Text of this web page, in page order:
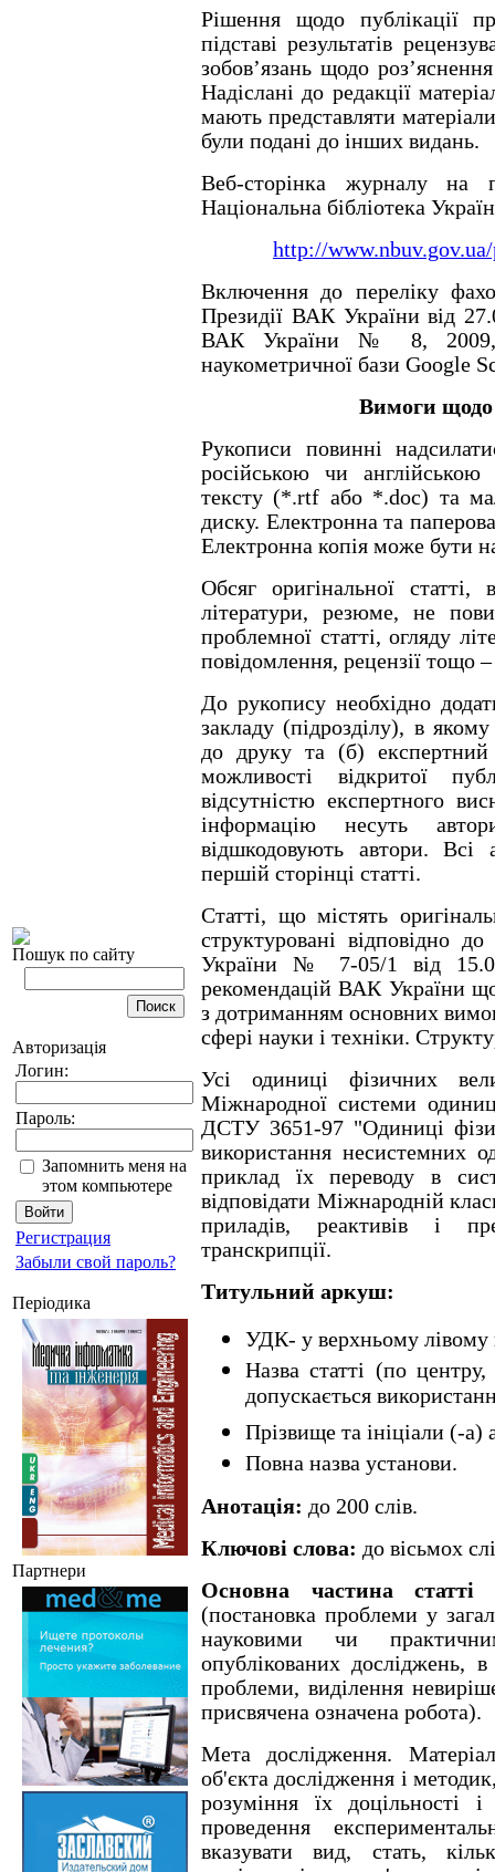
Пошук по сайту
Авторизація
Логин:
Пароль:
Запомнить меня на
этом компьютере
Регистрация
Забыли свой пароль?
Періодика
Партнери
Рішення щодо публікації
підставі результатів
зобов’язань щодо
Надіслані до редакції
мають представляти
були подані до інших видань.
Веб-сторінка журналу на
Національна бібліотека
http://
Включення до переліку
Президії ВАК України від
ВАК України № 8, 2009,
наукометричної бази Google
Вимоги щодо
Рукописи повинні
російською чи
тексту (*.rtf або *.doc) та
диску. Електронна та
Електронна копія може бути
Обсяг оригінальної
літератури, резюме, не
проблемної статті, огляду
повідомлення, рецензії тощо
До рукопису необхідно
закладу (підрозділу), в
до друку та (б) експертний
можливості відкритої
відсутністю експертного
інформацію несуть
відшкодовують автори.
першій сторінці статті.
Статті, що містять
структуровані відповідно
України № 7-05/1 від
рекомендацій ВАК України
з дотриманням основних
сфері науки і техніки.
Усі одиниці фізичних
Міжнародної системи
ДСТУ 3651-97 "Одиниці
використання несистемних
приклад їх переводу в
відповідати Міжнародній
приладів, реактивів і
транскрипції.
Титульний аркуш:
УДК- у верхньому лівому
Назва статті (по
допускається
Прізвище та ініціали (-а)
Повна назва установи.
Анотація: до 200 слів.
Ключові слова: до вісьмох
Основна частина статті
(постановка проблеми у
науковими чи
опублікованих досліджень,
проблеми, виділення
присвячена означена робота).
Мета дослідження.
об'єкта дослідження і
розуміння їх доцільності
проведення
вказувати вид, стать,